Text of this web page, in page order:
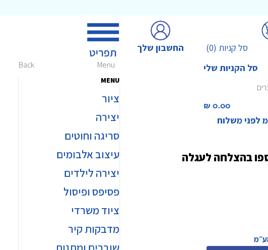
Menu
Back
MENU
ציור
יצירה
סריגה וחוטים
עיצוב אלבומים
יצירה לילדים
פסיפס ופיסול
ציוד משרדי
מדבקות קיר
החשבון שלך (0) סל קניות
סל הקניות שלי
0.00 ₪‎
לפני משלוח
בהצלחה לעגלה